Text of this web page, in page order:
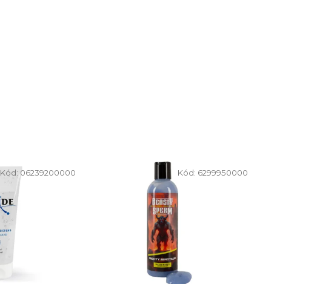
Kód: 06239200000 Kód: 6299950000